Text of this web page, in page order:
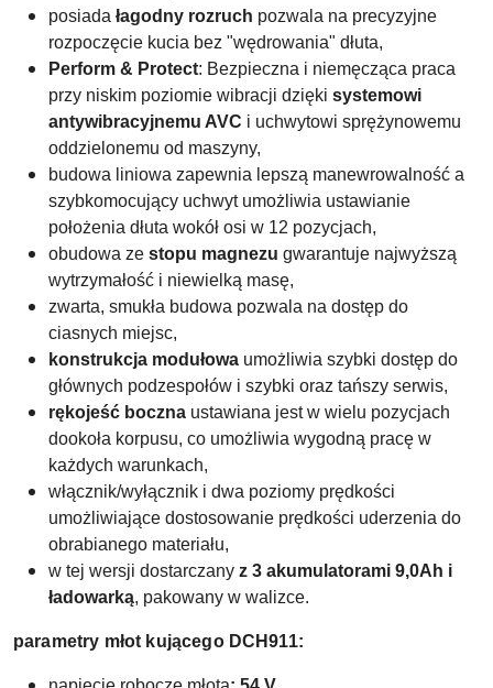
posiada łagodny rozruch pozwala na precyzyjne
rozpoczęcie kucia bez "wędrowania" dłuta,
Perform & Protect: Bezpieczna i niemęcząca praca
przy niskim poziomie wibracji dzięki systemowi
antywibracyjnemu AVC i uchwytowi sprężynowemu
oddzielonemu od maszyny,
budowa liniowa zapewnia lepszą manewrowalność a
szybkomocujący uchwyt umożliwia ustawianie
położenia dłuta wokół osi w 12 pozycjach,
obudowa ze stopu magnezu gwarantuje najwyższą
wytrzymałość i niewielką masę,
zwarta, smukła budowa pozwala na dostęp do
ciasnych miejsc,
konstrukcja modułowa umożliwia szybki dostęp do
głównych podzespołów i szybki oraz tańszy serwis,
rękojeść boczna ustawiana jest w wielu pozycjach
dookoła korpusu, co umożliwia wygodną pracę w
każdych warunkach,
włącznik/wyłącznik i dwa poziomy prędkości
umożliwiające dostosowanie prędkości uderzenia do
obrabianego materiału,
w tej wersji dostarczany z 3 akumulatorami 9,0Ah i
ładowarką, pakowany w walizce.
parametry młot kującego DCH911: